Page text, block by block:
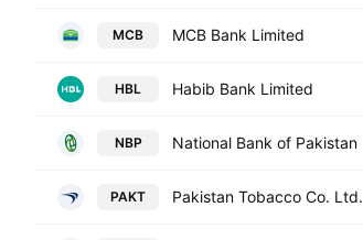
MCB MCB Bank Limited
HBL Habib Bank Limited
NBP National Bank of Pakistan
PAKT Pakistan Tobacco Co. Ltd.